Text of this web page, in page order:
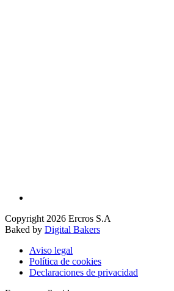
Copyright 2026 Ercros S.A
Baked by Digital Bakers
Aviso legal
Política de cookies
Declaraciones de privacidad